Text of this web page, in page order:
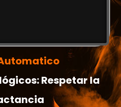
Respetar la